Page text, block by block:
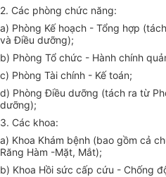
2. Các phòng chức năng:
a) Phòng Kế hoạch - Tổng hợp
và Điều dưỡng);
b) Phòng Tổ chức - Hành chính
c) Phòng Tài chính - Kế toán;
d) Phòng Điều dưỡng (tách ra từ
dưỡng);
3. Các khoa:
a) Khoa Khám bệnh (bao gồm cả
Răng Hàm -Mặt, Mắt);
b) Khoa Hồi sức cấp cứu - Chống